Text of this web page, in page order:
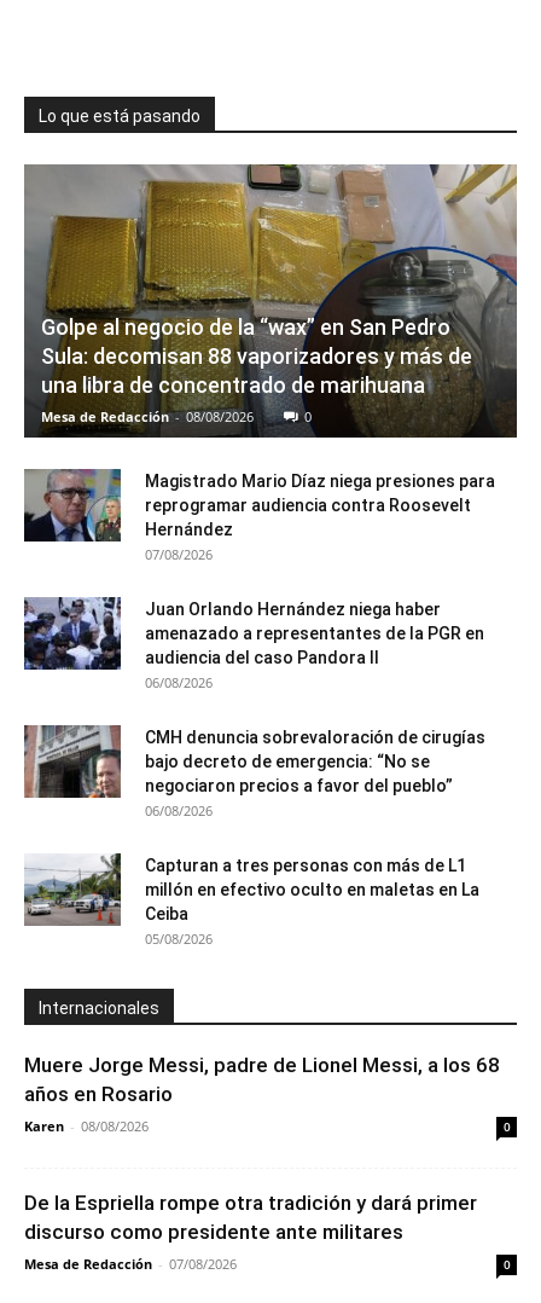
Lo que está pasando
Golpe al negocio de la “wax” en San Pedro
Sula: decomisan 88 vaporizadores y más de
una libra de concentrado de marihuana
Mesa de Redacción - 08/08/2026 0
Magistrado Mario Díaz niega presiones para
reprogramar audiencia contra Roosevelt
Hernández
07/08/2026
Juan Orlando Hernández niega haber
amenazado a representantes de la PGR en
audiencia del caso Pandora II
06/08/2026
CMH denuncia sobrevaloración de cirugías
bajo decreto de emergencia: “No se
negociaron precios a favor del pueblo”
06/08/2026
Capturan a tres personas con más de L1
millón en efectivo oculto en maletas en La
Ceiba
05/08/2026
Internacionales
Muere Jorge Messi, padre de Lionel Messi, a los 68
años en Rosario
Karen - 08/08/2026 0
De la Espriella rompe otra tradición y dará primer
discurso como presidente ante militares
Mesa de Redacción - 07/08/2026 0